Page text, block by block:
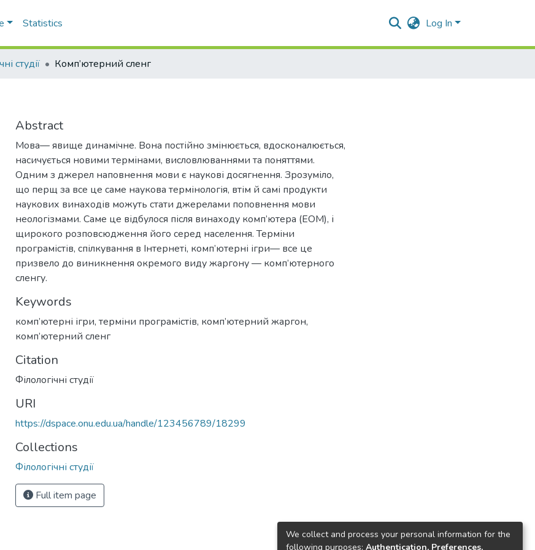
Statistics Log In
студії Комп’ютерний сленг
Abstract
Мова— явище динамічне. Вона постійно змінюється, вдосконалюється,
насичується новими термінами, висловлюваннями та поняттями.
Одним з джерел наповнення мови є наукові досягнення. Зрозуміло,
що перщ за все це саме наукова термінологія, втім й самі продукти
наукових винаходів можуть стати джерелами поповнення мови
неологізмами. Саме це відбулося після винаходу комп’ютера (ЕОМ), і
щирокого розповсюдження його серед населення. Терміни
програмістів, спілкування в Інтернеті, комп’ютерні ігри— все це
призвело до виникнення окремого виду жаргону — комп’ютерного
сленгу.
Keywords
комп’ютерні ігри, терміни програмістів, комп’ютерний жаргон,
комп’ютерний сленг
Citation
Філологічні студії
URI
https://dspace.onu.edu.ua/handle/123456789/18299
Collections
Філологічні студії
Full item page
We collect and process your personal information for the
following purposes: Authentication, Preferences,